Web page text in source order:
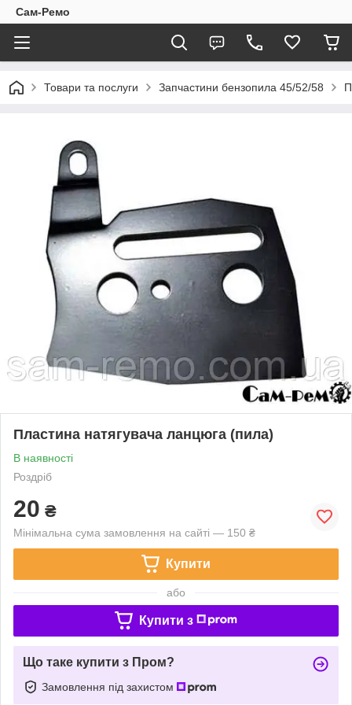
Сам-Ремо
Товари та послуги Запчастини бензопила 45/52/58
Пластина натягувача ланцюга (пила)
В наявності
Роздріб
20 ₴
Мінімальна сума замовлення на сайті — 150 ₴
Купити
або
Купити з
Що таке купити з Пром?
Замовлення під захистом